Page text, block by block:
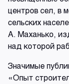
центров сел, в
сельских
А. Маханько,
над которой
Значимые
«Опыт